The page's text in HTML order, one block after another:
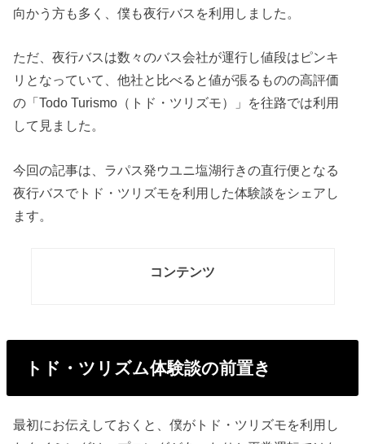
向かう方も多く、僕も夜行バスを利用しました。
ただ、夜行バスは数々のバス会社が運行し値段はピンキ
リとなっていて、他社と比べると値が張るものの高評価
の「Todo Turismo（トド・ツリズモ）」を往路では利用
して見ました。
今回の記事は、ラパス発ウユニ塩湖行きの直行便となる
夜行バスでトド・ツリズモを利用した体験談をシェアし
ます。
コンテンツ
トド・ツリズム体験談の前置き
最初にお伝えしておくと、僕がトド・ツリズモを利用し